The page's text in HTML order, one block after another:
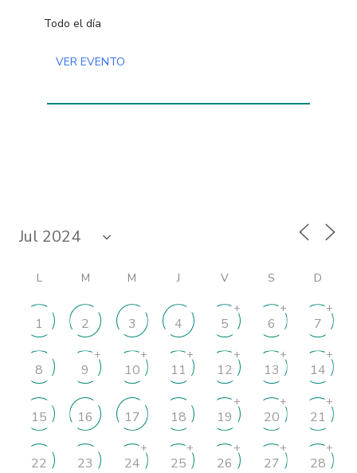
Todo el día
VER EVENTO
L M M J V S D
1 2 3 4 5
+
6
+
7
+
8 9
+
10
+
11
+
12
+
13
+
14
+
15 16 17 18 19
+
20
+
21
+
22 23 24
+
25
+
26
+
27
+
28
+